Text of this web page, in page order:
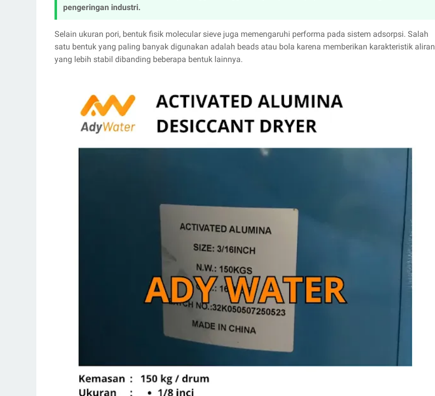
pengeringan industri.
Selain ukuran pori, bentuk fisik molecular sieve juga memengaruhi performa pada sistem adsorpsi. Salah
satu bentuk yang paling banyak digunakan adalah beads atau bola karena memberikan karakteristik aliran
yang lebih stabil dibanding beberapa bentuk lainnya.